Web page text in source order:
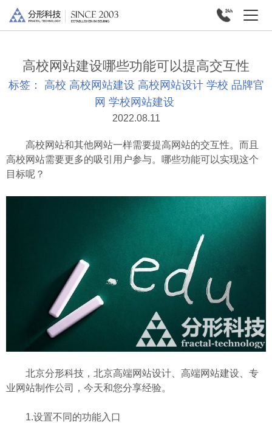
高校网站建设哪些功能可以提高交互性
标签： 高校 高校网站建设 高校网站设计 学校 品牌官
网 学校网站建设
2022.08.11
高校网站和其他网站一样需要提高网站的交互性。而且
高校网站需要更多的吸引用户参与。哪些功能可以实现这个
目标呢？
北京分形科技，北京高端网站设计、高端网站建设、专
业网站制作公司，今天和您分享经验。
1.设置不同的功能入口